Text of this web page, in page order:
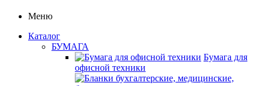
Меню
Каталог
БУМАГА
Бумага для
офисной техники